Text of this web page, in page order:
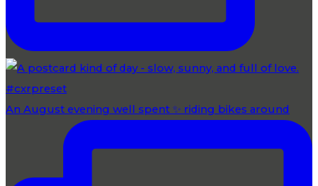
An August evening well spent ✨ riding bikes around